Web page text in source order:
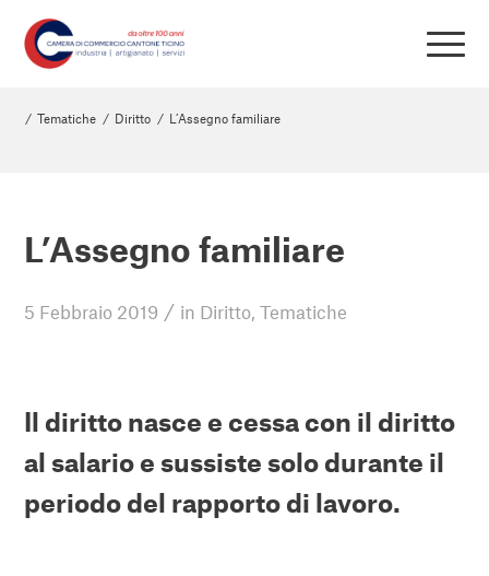
/ Tematiche / Diritto / L’Assegno familiare
L’Assegno familiare
5 Febbraio 2019 / in Diritto,Tematiche
Il diritto nasce e cessa con il diritto
al salario e sussiste solo durante il
periodo del rapporto di lavoro.